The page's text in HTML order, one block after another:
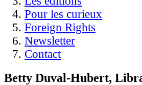
Pour les curieux
Foreign Rights
Newsletter
Contact
Betty Duval-Hubert,